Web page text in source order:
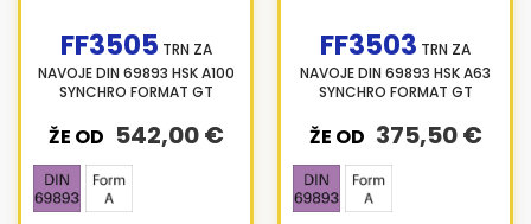
FF3505 TRN ZA
NAVOJE DIN 69893 HSK A100
SYNCHRO FORMAT GT
ŽE OD 542,00 €
FF3503 TRN ZA
NAVOJE DIN 69893 HSK A63
SYNCHRO FORMAT GT
ŽE OD 375,50 €